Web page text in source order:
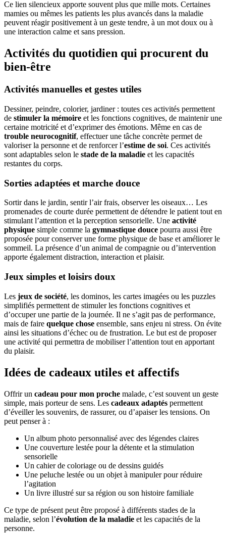
Ce lien silencieux apporte souvent plus que mille mots. Certaines
mamies ou mêmes les patients les plus avancés dans la maladie
peuvent réagir positivement à un geste tendre, à un mot doux ou à
une interaction calme et sans pression.
Activités du quotidien qui procurent du
bien-être
Activités manuelles et gestes utiles
Dessiner, peindre, colorier, jardiner : toutes ces activités permettent
de stimuler la mémoire et les fonctions cognitives, de maintenir une
certaine motricité et d’exprimer des émotions. Même en cas de
trouble neurocognitif, effectuer une tâche concrète permet de
valoriser la personne et de renforcer l’estime de soi. Ces activités
sont adaptables selon le stade de la maladie et les capacités
restantes du corps.
Sorties adaptées et marche douce
Sortir dans le jardin, sentir l’air frais, observer les oiseaux… Les
promenades de courte durée permettent de détendre le patient tout en
stimulant l’attention et la perception sensorielle. Une activité
physique simple comme la gymnastique douce pourra aussi être
proposée pour conserver une forme physique de base et améliorer le
sommeil. La présence d’un animal de compagnie ou d’intervention
apporte également distraction, interaction et plaisir.
Jeux simples et loisirs doux
Les jeux de société, les dominos, les cartes imagées ou les puzzles
simplifiés permettent de stimuler les fonctions cognitives et
d’occuper une partie de la journée. Il ne s’agit pas de performance,
mais de faire quelque chose ensemble, sans enjeu ni stress. On évite
ainsi les situations d’échec ou de frustration. Le but est de proposer
une activité qui permettra de mobiliser l’attention tout en apportant
du plaisir.
Idées de cadeaux utiles et affectifs
Offrir un cadeau pour mon proche malade, c’est souvent un geste
simple, mais porteur de sens. Les cadeaux adaptés permettent
d’éveiller les souvenirs, de rassurer, ou d’apaiser les tensions. On
peut penser à :
Un album photo personnalisé avec des légendes claires
Une couverture lestée pour la détente et la stimulation
sensorielle
Un cahier de coloriage ou de dessins guidés
Une peluche lestée ou un objet à manipuler pour réduire
l’agitation
Un livre illustré sur sa région ou son histoire familiale
Ce type de présent peut être proposé à différents stades de la
maladie, selon l’évolution de la maladie et les capacités de la
personne.